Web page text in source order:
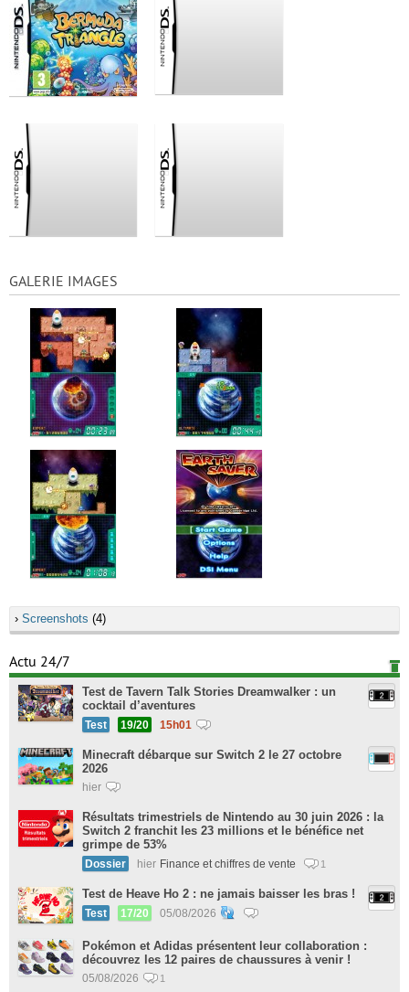
GALERIE IMAGES
› Screenshots (4)
Actu 24/7
Test de Tavern Talk Stories Dreamwalker : un
cocktail d’aventures
Test 19/20 15h01
Minecraft débarque sur Switch 2 le 27 octobre
2026
hier
Résultats trimestriels de Nintendo au 30 juin 2026 : la
Switch 2 franchit les 23 millions et le bénéfice net
grimpe de 53%
Dossier hier Finance et chiffres de vente 1
Test de Heave Ho 2 : ne jamais baisser les bras !
Test 17/20 05/08/2026
Pokémon et Adidas présentent leur collaboration :
découvrez les 12 paires de chaussures à venir !
05/08/2026 1